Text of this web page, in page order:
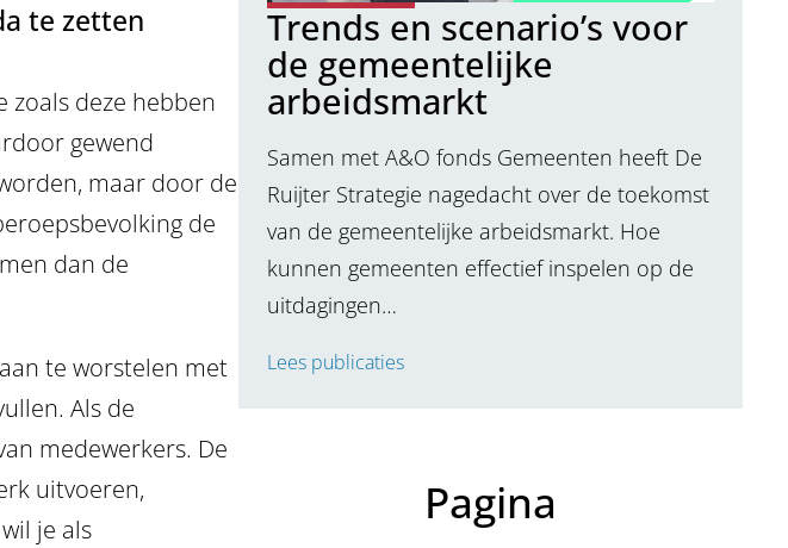
te zetten
zoals deze hebben
gewend
maar door de
de
dan de
te worstelen met
Als de
medewerkers. De
uitvoeren,
je als
Trends en scenario’s voor
de gemeentelijke
arbeidsmarkt
Samen met A&O fonds Gemeenten heeft De
Ruijter Strategie nagedacht over de toekomst
van de gemeentelijke arbeidsmarkt. Hoe
kunnen gemeenten effectief inspelen op de
uitdagingen…
Lees publicaties
Pagina